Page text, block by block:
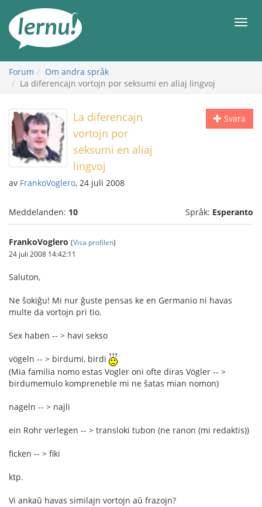
sidans
innehåll
Meny
Forum
Om andra språk
La diferencajn vortojn por seksumi en aliaj lingvoj
Svara
La diferencajn
vortojn por
seksumi en aliaj
lingvoj
av FrankoVoglero, 24 juli 2008
Meddelanden: 10 Språk: Esperanto
FrankoVoglero (Visa profilen)
24 juli 2008 14:42:11
Saluton,
Ne ŝokiĝu! Mi nur ĝuste pensas ke en Germanio ni havas
multe da vortojn pri tio.
Sex haben -- > havi sekso
vögeln -- > birdumi, birdi
(Mia familia nomo estas Vogler oni ofte diras Vögler -- >
birdumemulo kompreneble mi ne ŝatas mian nomon)
nageln -- > najli
ein Rohr verlegen -- > transloki tubon (ne ranon (mi redaktis))
ficken -- > fiki
ktp.
Vi ankaŭ havas similajn vortojn aŭ frazojn?